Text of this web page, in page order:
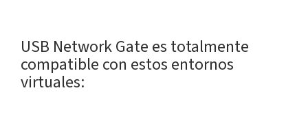
USB Network Gate es totalmente
compatible con estos entornos
virtuales: